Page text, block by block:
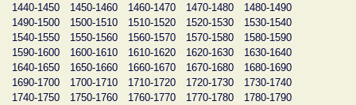
1440-1450
1450-1460 1460-1470 1470-1480
1480-1490
1490-1500
1500-1510 1510-1520 1520-1530
1530-1540
1540-1550
1550-1560 1560-1570 1570-1580
1580-1590
1590-1600
1600-1610 1610-1620 1620-1630
1630-1640
1640-1650
1650-1660 1660-1670 1670-1680
1680-1690
1690-1700
1700-1710 1710-1720 1720-1730
1730-1740
1740-1750
1750-1760 1760-1770 1770-1780
1780-1790